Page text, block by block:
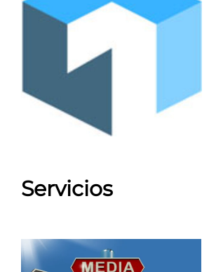
Servicios